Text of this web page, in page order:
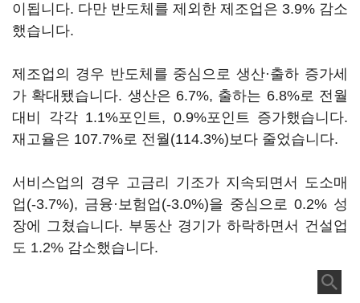
이됩니다. 다만 반도체를 제외한 제조업은 3.9% 감소
했습니다.
제조업의 경우 반도체를 중심으로 생산·출하 증가세
가 확대됐습니다. 생산은 6.7%, 출하는 6.8%로 전월
대비 각각 1.1%포인트, 0.9%포인트 증가했습니다.
재고율은 107.7%로 전월(114.3%)보다 줄었습니다.
서비스업의 경우 고금리 기조가 지속되면서 도소매
업(-3.7%), 금융·보험업(-3.0%)을 중심으로 0.2% 성
장에 그쳤습니다. 부동산 경기가 하락하면서 건설업
도 1.2% 감소했습니다.